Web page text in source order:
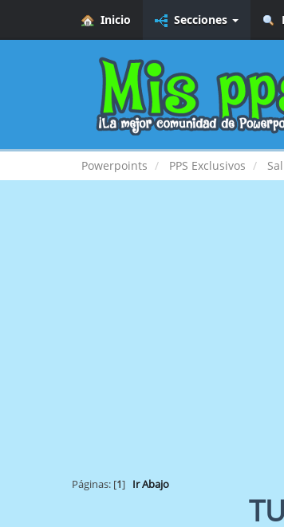
Inicio Secciones
Powerpoints PPS Exclusivos
Páginas: [1] Ir Abajo